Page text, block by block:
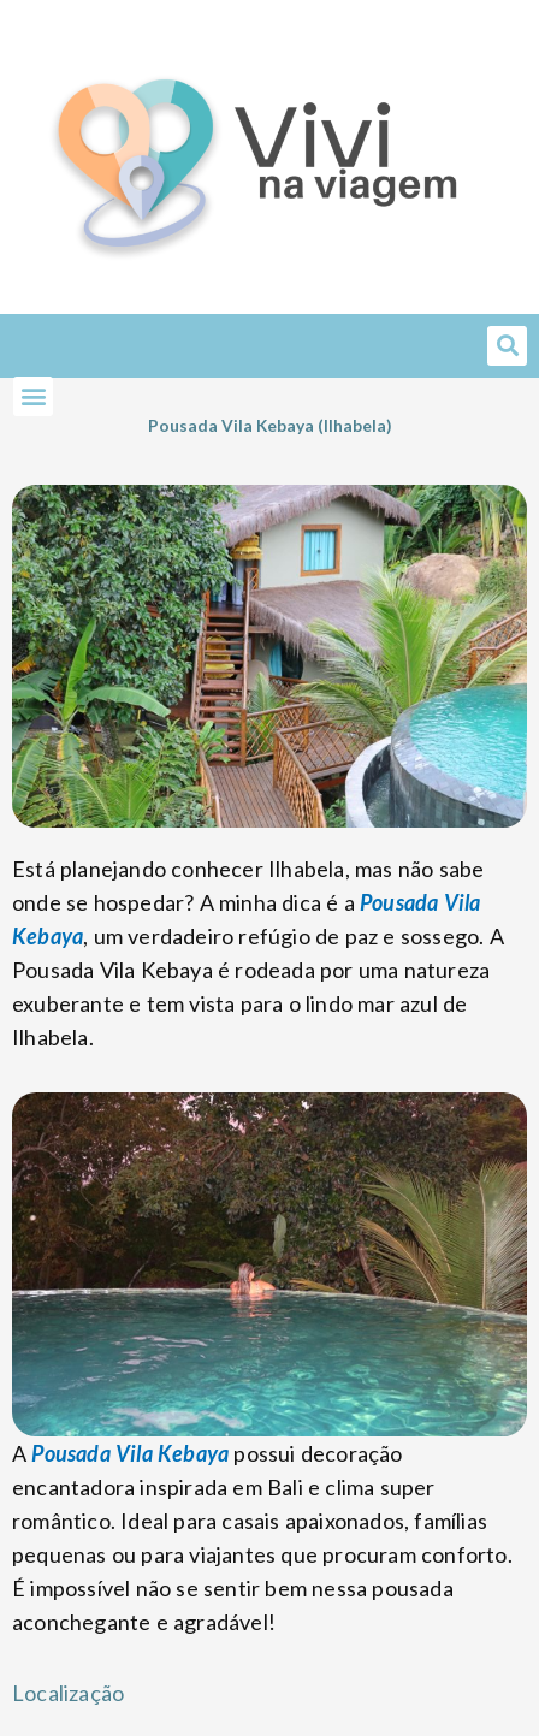
Pousada Vila Kebaya (Ilhabela)
Está planejando conhecer Ilhabela, mas não sabe
onde se hospedar? A minha dica é a Pousada Vila
Kebaya, um verdadeiro refúgio de paz e sossego. A
Pousada Vila Kebaya é rodeada por uma natureza
exuberante e tem vista para o lindo mar azul de
Ilhabela.
APousada VilaKebaya possui decoração
encantadora inspirada em Bali e clima super
romântico. Ideal para casais apaixonados, famílias
pequenas ou para viajantes que procuram conforto.
É impossível não se sentir bem nessa pousada
aconchegante e agradável!
Localização